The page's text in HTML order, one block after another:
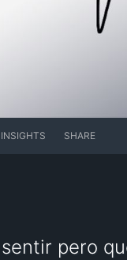
INSIGHTS SHARE
pero